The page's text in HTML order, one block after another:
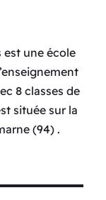
est une école
8 classes de
située sur la
(94) .